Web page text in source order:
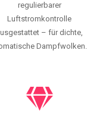
regulierbarer
Luftstromkontrolle
– für dichte,
Dampfwolken.